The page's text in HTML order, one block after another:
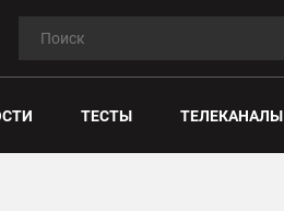
ТЕСТЫ ТЕЛЕКАНАЛЫ